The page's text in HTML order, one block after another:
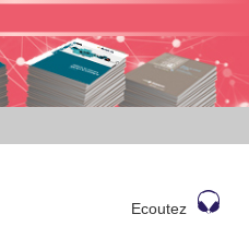
Ecoutez